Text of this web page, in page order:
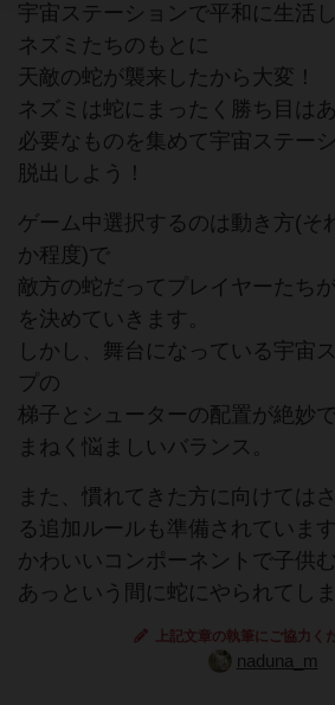
宇宙ステーションで平和に生活
ネズミたちのもとに
天敵の蛇が襲来したから大変！
ネズミは蛇にまったく勝ち目は
必要なものを集めて宇宙ステー
脱出しよう！
ゲーム中選択するのは動き方(そ
か程度)で
敵方の蛇だってプレイヤーたち
を決めていきます。
しかし、舞台になっている宇宙
プの
梯子とシューターの配置が絶妙
まねく悩ましいバランス。
また、慣れてきた方に向けては
る追加ルールも準備されています
かわいいコンポーネントで子供
あっという間に蛇にやられてしま
上記文章の執筆にご協力く
naduna_m